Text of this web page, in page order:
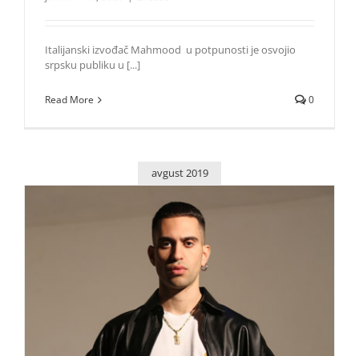
Italijanski izvođač Mahmood u potpunosti je osvojio
srpsku publiku u [...]
Read More 0
avgust 2019
Mahmood predstavlja novi singl “Barrio”
Zvezde